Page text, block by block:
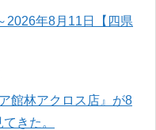
2026年8月11日【四県
館林アクロス店』が8
きた。